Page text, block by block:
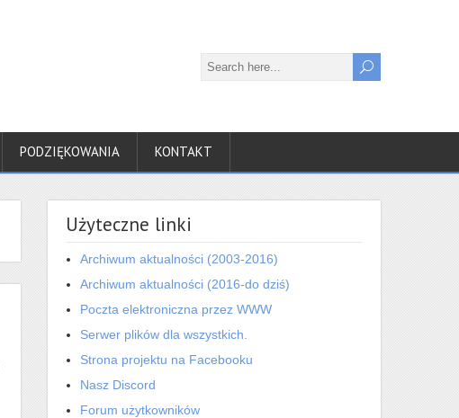
PODZIĘKOWANIA KONTAKT
Użyteczne linki
Archiwum aktualności (2003-2016)
Archiwum aktualności (2016-do dziś)
Poczta elektroniczna przez WWW
Serwer plików dla wszystkich.
Strona projektu na Facebooku
Nasz Discord
Forum użytkowników